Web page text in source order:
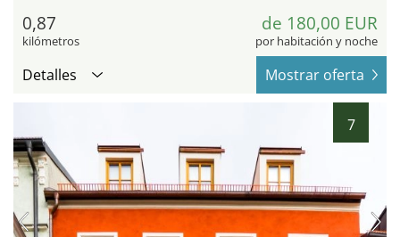
0,87
kilómetros
de 180,00 EUR
por habitación y noche
Detalles Mostrar oferta
7